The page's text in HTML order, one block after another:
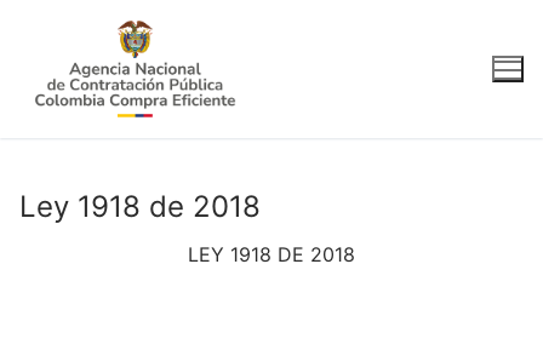
contenido
Ley 1918 de 2018
LEY 1918 DE 2018